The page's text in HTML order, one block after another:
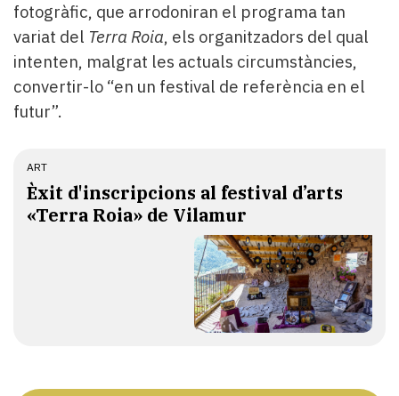
fotogràfic, que arrodoniran el programa tan
variat del Terra Roia, els organitzadors del qual
intenten, malgrat les actuals circumstàncies,
convertir-lo “en un festival de referència en el
futur”.
ART
​Èxit d'inscripcions al festival d’arts
«Terra Roia» de Vilamur